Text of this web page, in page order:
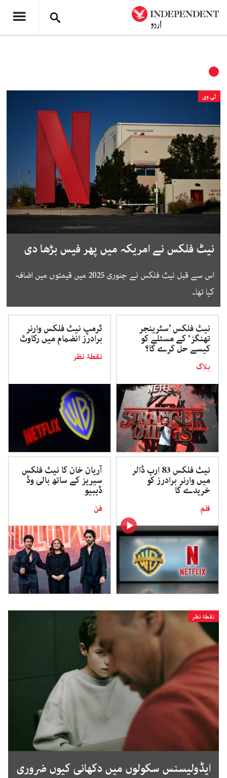
ٹی وی
نیٹ فلکس نے امریکہ میں پھر فیس بڑھا دی
اس سے قبل نیٹ فلکس نے جنوری 2025 میں قیمتوں میں اضافہ
کیا تھا۔
نیٹ فلکس ’سٹرینجر
تھنگز‘ کے مسئلے کو
کیسے حل کرے گا؟
بلاگ
ٹرمپ نیٹ فلکس وارنر
برادرز انضمام میں رکاوٹ
نقطۂ نظر
نیٹ فلکس 83 ارب ڈالر
میں وارنر برادرز کو
خریدے گا
فلم
آریان خان کا نیٹ فلکس
سیریز کے ساتھ بالی وڈ
ڈیبیو
فن
نقطۂ نظر
ایڈولیسنس سکولوں میں دکھانی کیوں ضروری